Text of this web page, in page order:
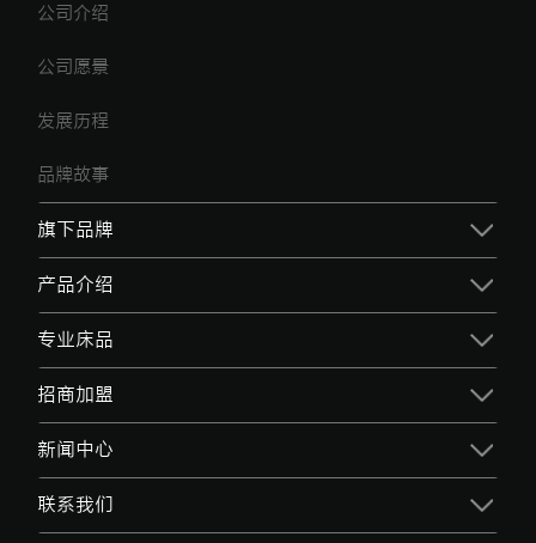
公司介绍
公司愿景
发展历程
品牌故事
旗下品牌
产品介绍
专业床品
招商加盟
新闻中心
联系我们